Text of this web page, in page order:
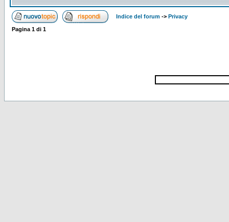
Indice del forum -> Privacy
Pagina 1 di 1